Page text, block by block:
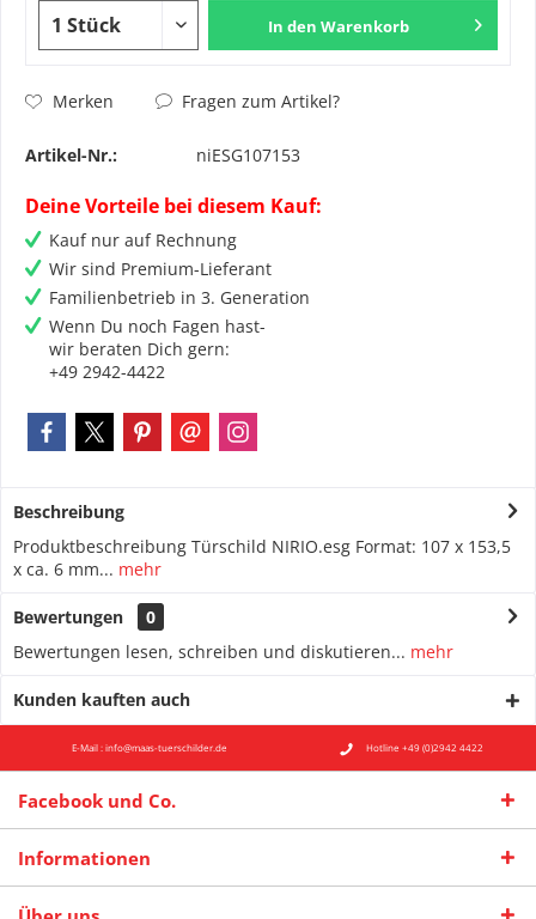
In den Warenkorb
Merken Fragen zum Artikel?
Artikel-Nr.: niESG107153
Deine Vorteile bei diesem Kauf:
Kauf nur auf Rechnung
Wir sind Premium-Lieferant
Familienbetrieb in 3. Generation
Wenn Du noch Fagen hast-
wir beraten Dich gern:
+49 2942-4422
Beschreibung
Produktbeschreibung Türschild NIRIO.esg Format: 107 x 153,5
x ca. 6 mm... mehr
Bewertungen
0
Bewertungen lesen, schreiben und diskutieren... mehr
Kunden kauften auch
E-Mail : info@maas-tuerschilder.de Hotline +49 (0)2942 4422
Facebook und Co.
Informationen